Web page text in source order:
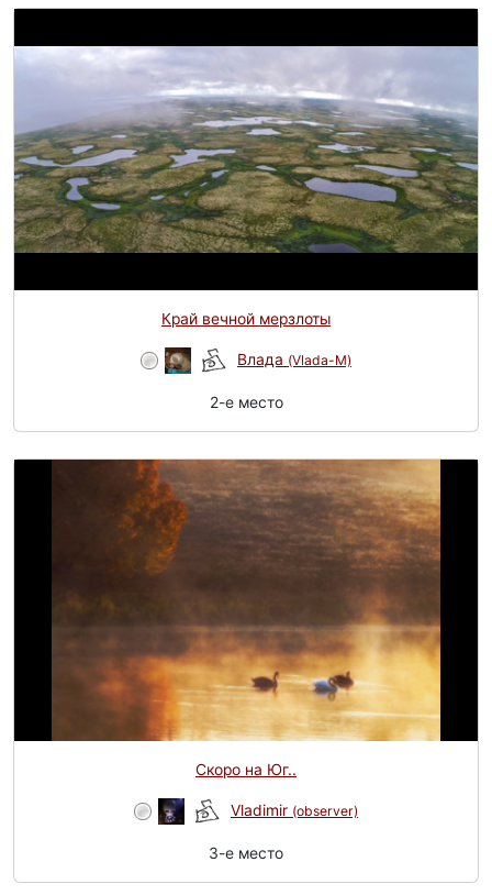
Край вечной мерзлоты
Влада (Vlada-M)
2-e место
Скоро на Юг..
Vladimir (observer)
3-e место